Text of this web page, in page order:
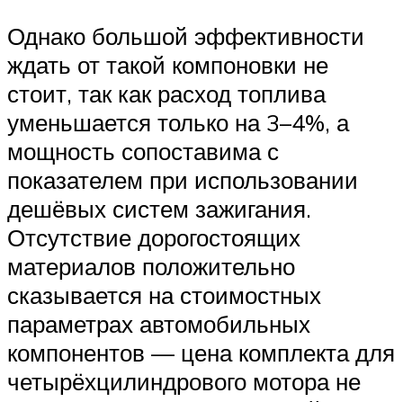
Однако большой эффективности
ждать от такой компоновки не
стоит, так как расход топлива
уменьшается только на 3–4%, а
мощность сопоставима с
показателем при использовании
дешёвых систем зажигания.
Отсутствие дорогостоящих
материалов положительно
сказывается на стоимостных
параметрах автомобильных
компонентов — цена комплекта для
четырёхцилиндрового мотора не